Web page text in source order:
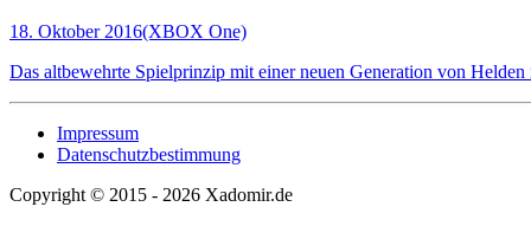
18. Oktober 2016(XBOX One)
Das altbewehrte Spielprinzip mit einer neuen Generation von
Impressum
Datenschutzbestimmung
Copyright © 2015 - 2026 Xadomir.de